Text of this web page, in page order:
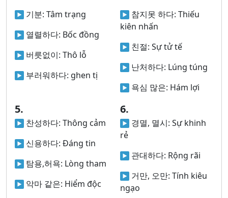
기분: Tâm trạng
열렬하다: Bốc đồng
버릇없이: Thô lỗ
부러워하다: ghen tị
참지못 하다: Thiếu
kiên nhấn
친절: Sự tử tế
난처하다: Lúng túng
욕심 많은: Hám lợi
5.
찬성하다: Thông cảm
신용하다: Đáng tin
탐용,허욕: Lòng tham
악마 같은: Hiểm độc
6.
경멸, 멸시: Sự khinh
rẻ
관대하다: Rộng rãi
거만, 오만: Tính kiêu
ngạo